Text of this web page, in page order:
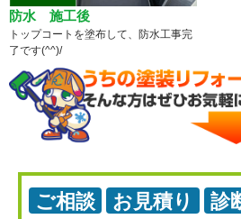
防水 施工後
トップコートを塗布して、防水工事完
了です(^^)/
ご相談 お見積り 診